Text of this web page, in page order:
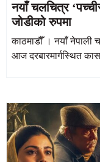
नयाँ चलचित्र
जोडीको रुपमा
काठमाडौँ । नयाँ नेपाली
आज दरबारमार्गस्थित